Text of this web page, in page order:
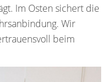
Im Osten sichert die
Wir
beim